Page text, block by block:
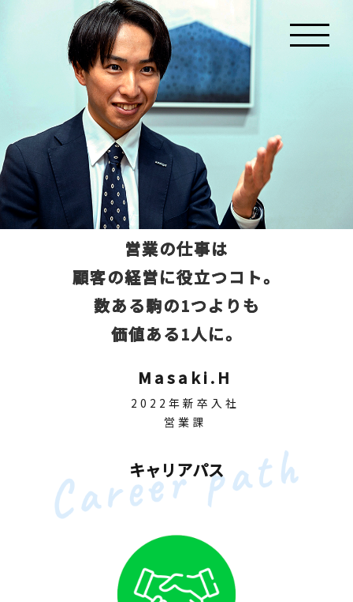
営業の仕事は
顧客の経営に役立つコト。
数ある駒の1つよりも
価値ある1人に。
Masaki.H
2022年新卒入社
営業課
キャリアパス